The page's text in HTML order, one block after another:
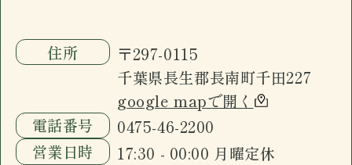
住所
〒297-0115
千葉県長生郡長南町千田227
google mapで開く
電話番号
0475-46-2200
営業日時
17:30 - 00:00 月曜定休